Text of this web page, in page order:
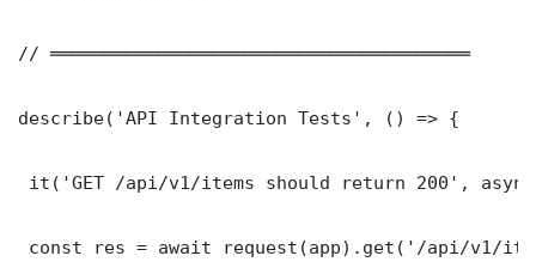
// ═══════════════════════════════════════
describe('API Integration Tests', () => {
it('GET /api/v1/items should return 200',
const res = await request(app).get('/api/v1/